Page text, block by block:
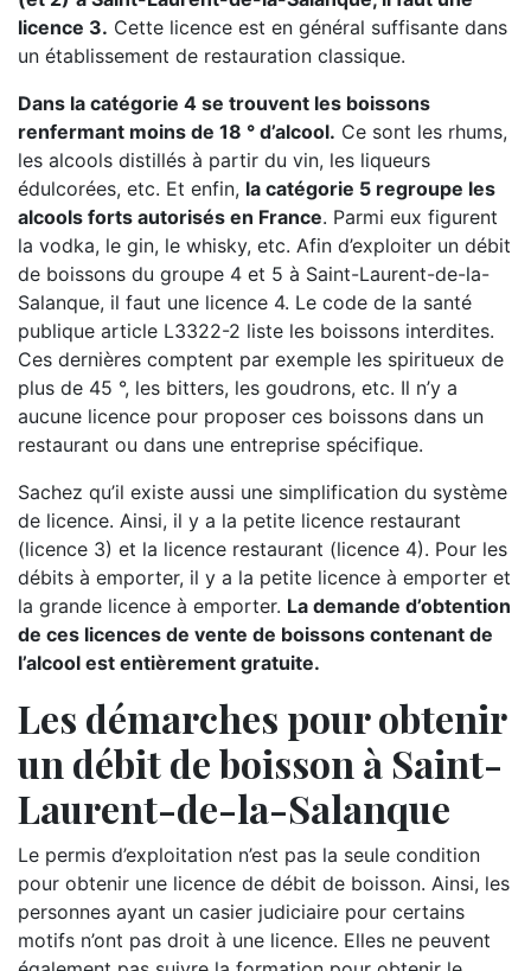
licence 3. Cette licence est en général suffisante dans
un établissement de restauration classique.
Dans la catégorie 4 se trouvent les boissons
renfermant moins de 18 ° d’alcool. Ce sont les rhums,
les alcools distillés à partir du vin, les liqueurs
édulcorées, etc. Et enfin, la catégorie 5 regroupe les
alcools forts autorisés en France. Parmi eux figurent
la vodka, le gin, le whisky, etc. Afin d’exploiter un débit
de boissons du groupe 4 et 5 à Saint-Laurent-de-la-
Salanque, il faut une licence 4. Le code de la santé
publique article L3322-2 liste les boissons interdites.
Ces dernières comptent par exemple les spiritueux de
plus de 45 °, les bitters, les goudrons, etc. Il n’y a
aucune licence pour proposer ces boissons dans un
restaurant ou dans une entreprise spécifique.
Sachez qu’il existe aussi une simplification du système
de licence. Ainsi, il y a la petite licence restaurant
(licence 3) et la licence restaurant (licence 4). Pour les
débits à emporter, il y a la petite licence à emporter et
la grande licence à emporter. La demande d’obtention
de ces licences de vente de boissons contenant de
l’alcool est entièrement gratuite.
Les démarches pour obtenir
un débit de boisson à Saint-
Laurent-de-la-Salanque
Le permis d’exploitation n’est pas la seule condition
pour obtenir une licence de débit de boisson. Ainsi, les
personnes ayant un casier judiciaire pour certains
motifs n’ont pas droit à une licence. Elles ne peuvent